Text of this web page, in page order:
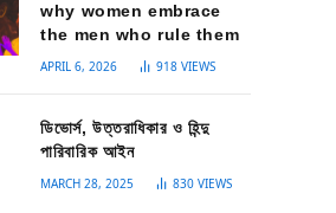
why women embrace
the men who rule them
APRIL 6, 2026 918VIEWS
ডিভোর্স, উত্তরাধিকার ও হিন্দু
পারিবারিক আইন
MARCH 28, 2025 830VIEWS